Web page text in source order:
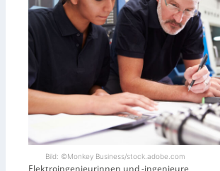
Bild: ©Monkey Business/stock.adobe.com